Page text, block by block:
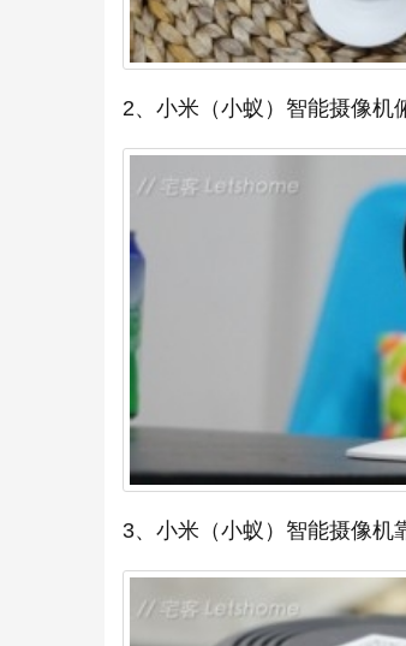
2、小米（小蚁）智能摄像机
3、小米（小蚁）智能摄像机